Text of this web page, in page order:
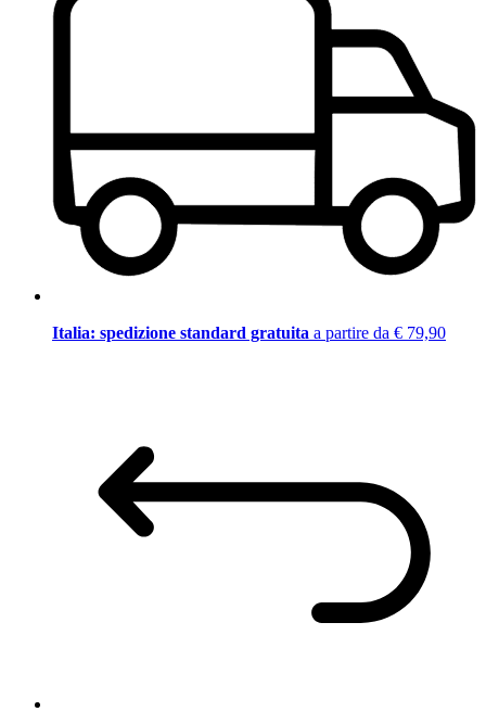
Italia: spedizione standard gratuita a partire da € 79,90